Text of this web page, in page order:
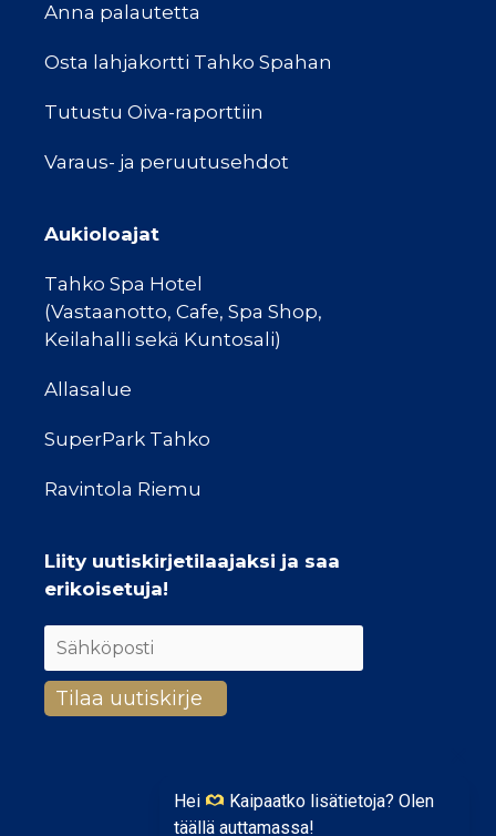
Hei
Kaipaatko lisätietoja? Olen
täällä auttamassa!
Anna palautetta
Osta lahjakortti Tahko Spahan
Tutustu Oiva-raporttiin
Varaus- ja peruutusehdot
Aukioloajat
Tahko Spa Hotel
(Vastaanotto, Cafe, Spa Shop,
Keilahalli sekä Kuntosali)
Allasalue
SuperPark Tahko
Ravintola Riemu
Liity uutiskirjetilaajaksi ja saa
erikoisetuja!